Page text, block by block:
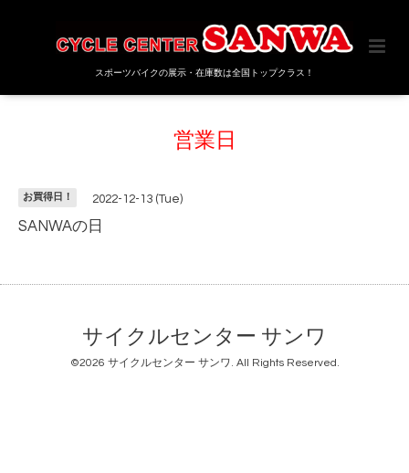
スポーツバイクの展示・在庫数は全国トップクラス！
営業日
お買得日！ 2022-12-13 (Tue)
SANWAの日
サイクルセンター サンワ
©2026 サイクルセンター サンワ. All Rights Reserved.